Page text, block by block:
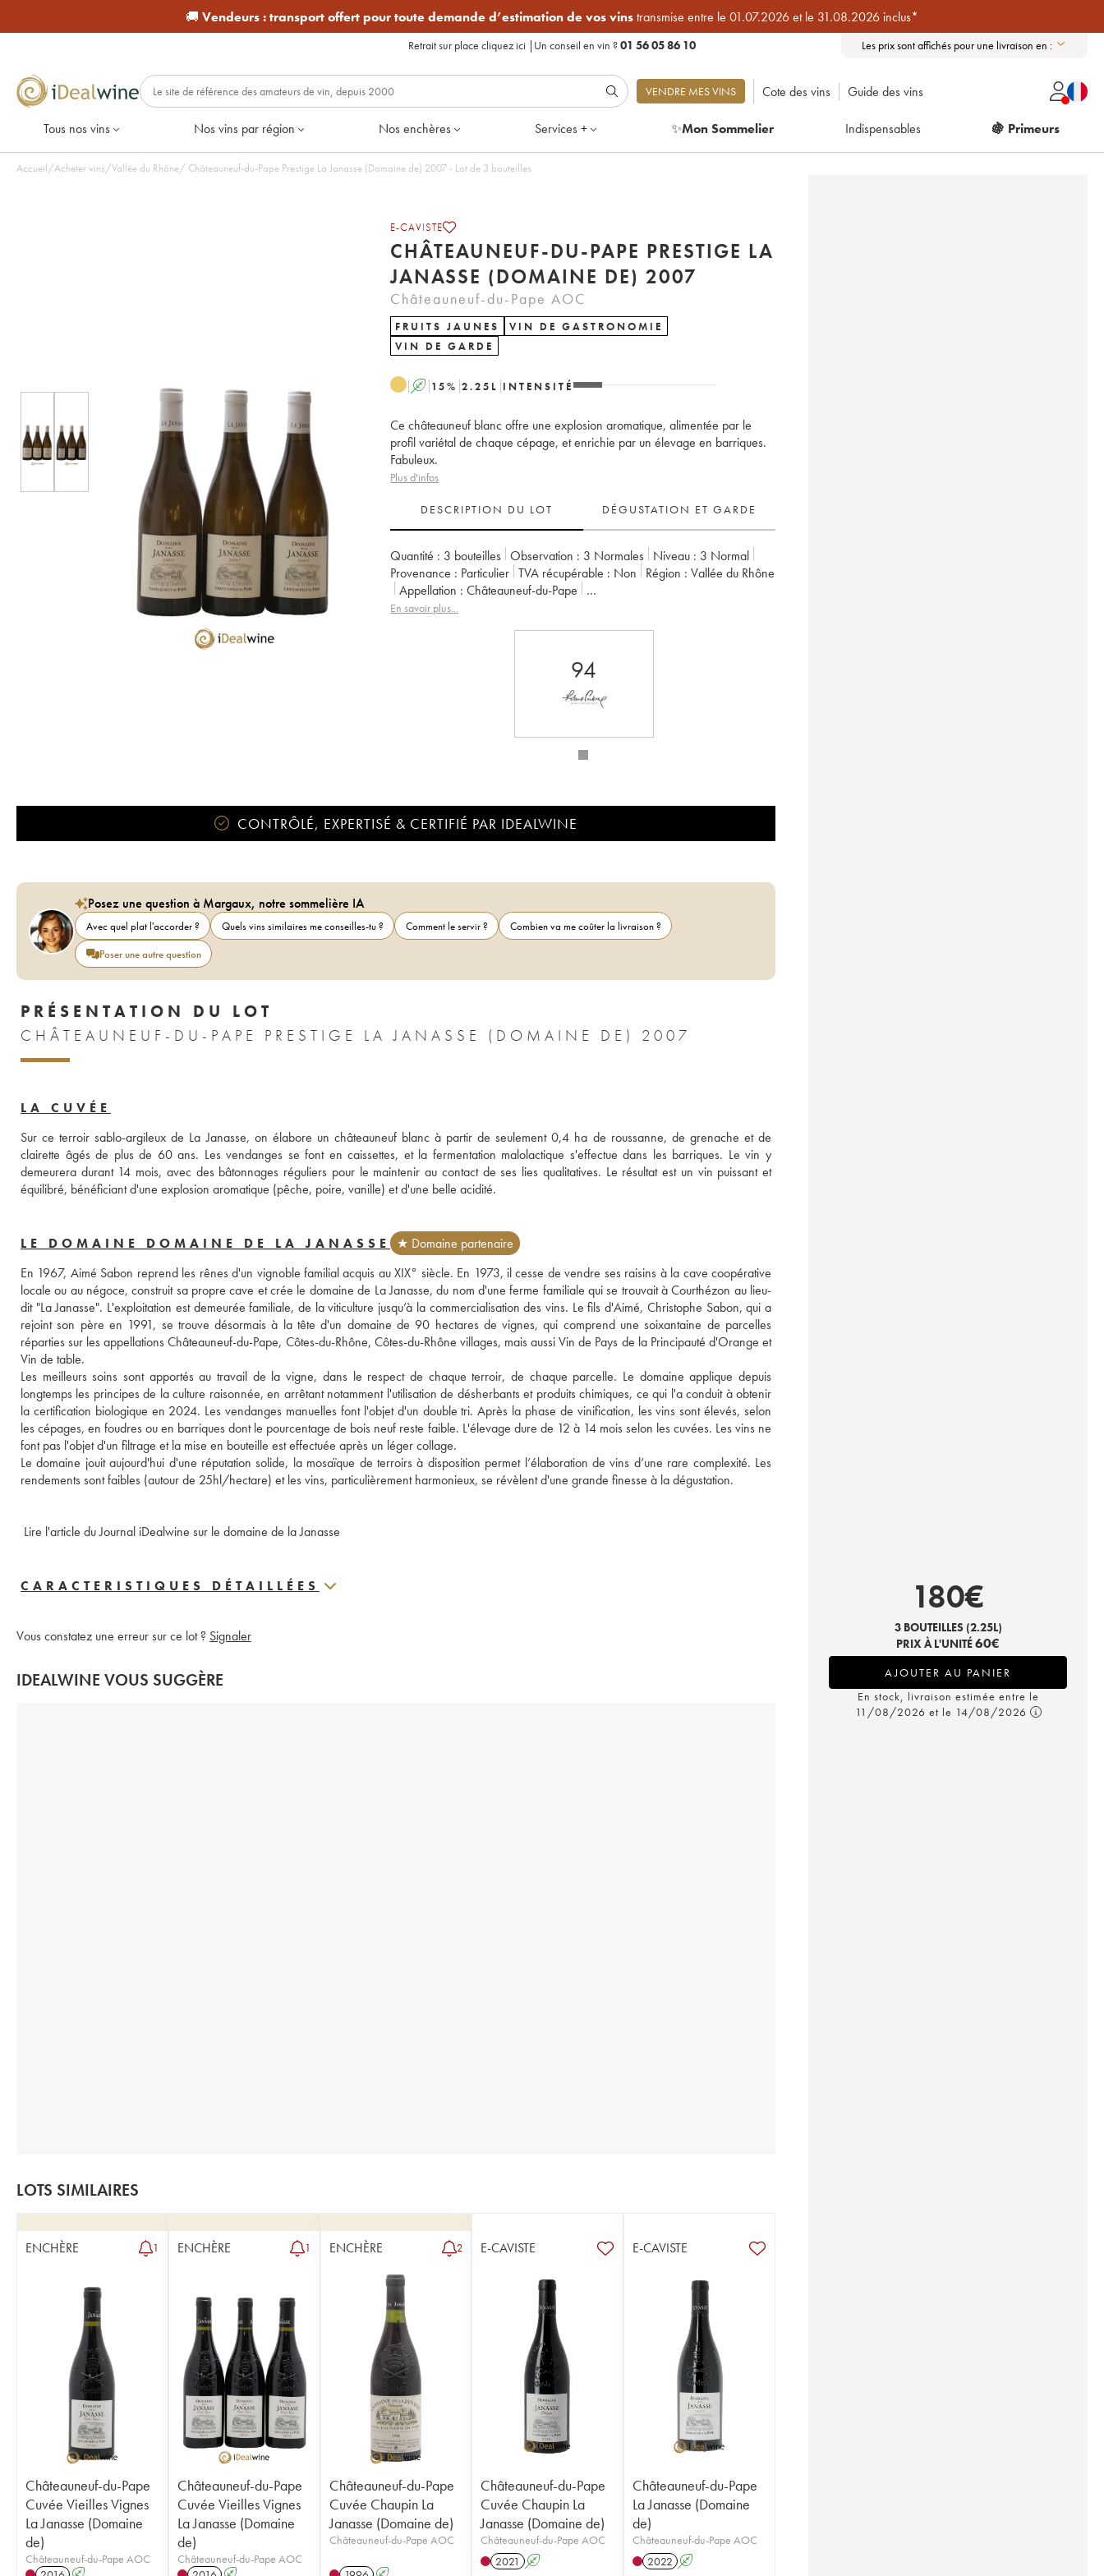
🚚 Vendeurs :transport offert pour toute demande d’estimation de vos vinstransmise entre le 01.07.2026 et le 31.08.2026 inclus*
Retrait sur place cliquez ici | Un conseil en vin ?01 56 05 86 10 Les prix sont affichés pour une livraison en :
VENDRE MES VINS Cote des vins Guide des vins
Tous nos vins Nos vins par région Nos enchères Services + ✨Mon Sommelier Indispensables 🍇 Primeurs
Accueil/Acheter vins/Vallée du Rhône/ Châteauneuf-du-Pape Prestige La Janasse (Domaine de) 2007 - Lot de 3 bouteilles
E-CAVISTE
CHÂTEAUNEUF-DU-PAPE PRESTIGE LA
JANASSE (DOMAINE DE) 2007
Châteauneuf-du-Pape AOC
FRUITS JAUNES
VIN DE GASTRONOMIE
VIN DE GARDE
A 15% 2.25 L INTENSITÉ
Ce châteauneuf blanc offre une explosion aromatique, alimentée par le
profil variétal de chaque cépage, et enrichie par un élevage en barriques.
Fabuleux.
Plus d'infos
DESCRIPTION DU LOT DÉGUSTATION ET GARDE
Quantité : 3 bouteilles Observation : 3 Normales Niveau : 3 Normal
Provenance : particulier TVA récupérable : non Région :
Vallée du Rhône
Appellation :
Châteauneuf-du-Pape
Propriétaire :
En savoir plus...
94
CONTRÔLÉ, EXPERTISÉ & CERTIFIÉ PAR IDEALWINE
Posez une question à Margaux, notre sommelière IA
Avec quel plat l'accorder ? Quels vins similaires me conseilles-tu ? Comment le servir ?
Combien va me coûter la livraison ?
Poser une autre question
PRÉSENTATION DU LOT
CHÂTEAUNEUF-DU-PAPE PRESTIGE LA JANASSE (DOMAINE DE) 2007
LA CUVÉE
Sur ce terroir sablo-argileux de La Janasse, on élabore un châteauneuf blanc à partir de seulement 0,4 ha de roussanne, de grenache et de
clairette âgés de plus de 60 ans. Les vendanges se font en caissettes, et la fermentation malolactique s'effectue dans les barriques. Le vin y
demeurera durant 14 mois, avec des bâtonnages réguliers pour le maintenir au contact de ses lies qualitatives. Le résultat est un vin puissant et
équilibré, bénéficiant d'une explosion aromatique (pêche, poire, vanille) et d'une belle acidité.
LE DOMAINE DOMAINE DE LA JANASSE
★ Domaine partenaire
En 1967, Aimé Sabon reprend les rênes d'un vignoble familial acquis au XIX° siècle. En 1973, il cesse de vendre ses raisins à la cave coopérative
locale ou au négoce, construit sa propre cave et crée le domaine de La Janasse, du nom d'une ferme familiale qui se trouvait à Courthézon au lieu-
dit "La Janasse". L'exploitation est demeurée familiale, de la viticulture jusqu’à la commercialisation des vins. Le fils d'Aimé, Christophe Sabon, qui a
rejoint son père en 1991, se trouve désormais à la tête d'un domaine de 90 hectares de vignes, qui comprend une soixantaine de parcelles
réparties sur les appellations Châteauneuf-du-Pape, Côtes-du-Rhône, Côtes-du-Rhône villages, mais aussi Vin de Pays de la Principauté d'Orange et
Vin de table.
Les meilleurs soins sont apportés au travail de la vigne, dans le respect de chaque terroir, de chaque parcelle. Le domaine applique depuis
longtemps les principes de la culture raisonnée, en arrêtant notamment l'utilisation de désherbants et produits chimiques, ce qui l'a conduit à obtenir
la certification biologique en 2024. Les vendanges manuelles font l'objet d'un double tri. Après la phase de vinification, les vins sont élevés, selon
les cépages, en foudres ou en barriques dont le pourcentage de bois neuf reste faible. L'élevage dure de 12 à 14 mois selon les cuvées. Les vins ne
font pas l'objet d'un filtrage et la mise en bouteille est effectuée après un léger collage.
Le domaine jouit aujourd'hui d'une réputation solide, la mosaïque de terroirs à disposition permet l’élaboration de vins d’une rare complexité. Les
rendements sont faibles (autour de 25hl/hectare) et les vins, particulièrement harmonieux, se révèlent d'une grande finesse à la dégustation.
Lire l'article du Journal iDealwine sur le domaine de la Janasse
CARACTERISTIQUES DÉTAILLÉES
Vous constatez une erreur sur ce lot ? Signaler
IDEALWINE VOUS SUGGÈRE
LOTS SIMILAIRES
ENCHÈRE 1
Châteauneuf-du-Pape
Cuvée Vieilles Vignes
La Janasse (Domaine
de)
Châteauneuf-du-Pape AOC
ENCHÈRE 1
Châteauneuf-du-Pape
Cuvée Vieilles Vignes
La Janasse (Domaine
de)
Châteauneuf-du-Pape AOC
ENCHÈRE 2
Châteauneuf-du-Pape
Cuvée Chaupin La
Janasse (Domaine de)
Châteauneuf-du-Pape AOC
E-CAVISTE
Châteauneuf-du-Pape
Cuvée Chaupin La
Janasse (Domaine de)
Châteauneuf-du-Pape AOC
2021
A
E-CAVISTE
Châteauneuf-du-Pape
La Janasse (Domaine
de)
Châteauneuf-du-Pape AOC
2022 A
180€
3 BOUTEILLES (2.25L)
PRIX À L'UNITÉ60€
AJOUTER AU PANIER
En stock, livraison estimée entre le
11/08/2026 et le 14/08/2026